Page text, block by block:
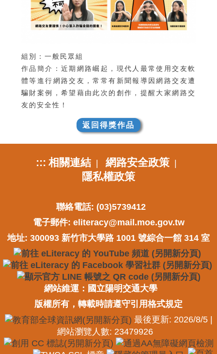
組別：一般民眾組
作品簡介：近期網路崛起，現代人最常使用交友軟
體等進行網路交友，常常有新聞報導因網路交友遭
騙財案例，希望藉由此次的創作，提醒大家網路交
友的安全性！
返回得獎作品
::: 相關連結| 網路安全政策|
隱私權政策
聯絡電話: (03)5739412
電子郵件: eliteracy@mail.moe.gov.tw
地址: 300093 新竹市大學路 1001 號綜合一館 314 室
網站維運：國立陽明交通大學
版權所有，轉載時請遵守引用格式規定
最後更新: 2026/8/5 |
網站瀏覽人數: 23479926